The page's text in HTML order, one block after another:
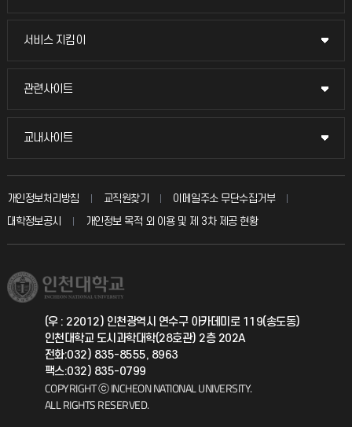
교무회의방송
입학안내
취업정보(학생)
서비스 지킴이
서비스 지킴이
묻고 답하기
칭찬마당
학생서비스 지킴이
관련사이트
관련사이트
국방헬프콜
총동문회
교내사이트
교내사이트
교수회
교육혁신본부
국제지원과
공자아카데미
기초교육원
개인정보처리방침 교직원찾기
이메일주소 무단수집거부
대학정보공시
개인정보 목적 외 이용 및 제 3차 제공 현황
(우 : 22012) 인천광역시 연수구 아카데미로 119(송도동)
인천대학교 도시과학대학(28호관) 2층 202A
전화:032) 835-8555, 8963
팩스:032) 835-0799
COPYRIGHT ⓒ INCHEON NATIONAL UNIVERSITY.
ALL RIGHTS RESERVED.